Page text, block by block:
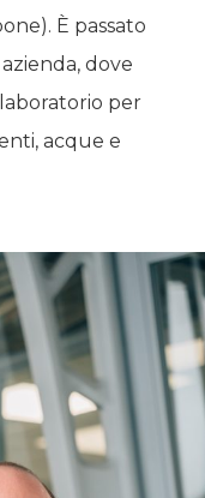
È passato
dove
per
acque e